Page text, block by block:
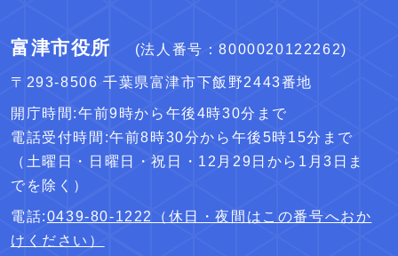
富津市役所 (法人番号：8000020122262)
〒293-8506 千葉県富津市下飯野2443番地
開庁時間:午前9時から午後4時30分まで
電話受付時間:午前8時30分から午後5時15分まで
（土曜日・日曜日・祝日・12月29日から1月3日ま
でを除く）
電話:0439-80-1222（休日・夜間はこの番号へおか
けください）